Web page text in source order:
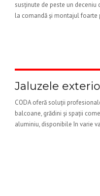
susținute de peste un deceniu
la comandă și montajul foarte
Jaluzele
CODA oferă soluții
balcoane, grădini și spații
aluminiu, disponibile în varie